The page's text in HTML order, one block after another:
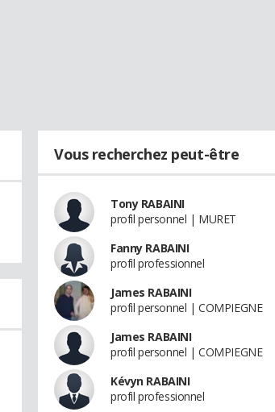
Vous recherchez peut-être
Tony RABAINI
profil personnel | MURET
Fanny RABAINI
profil professionnel
James RABAINI
profil personnel | COMPIEGNE
James RABAINI
profil personnel | COMPIEGNE
Kévyn RABAINI
profil professionnel